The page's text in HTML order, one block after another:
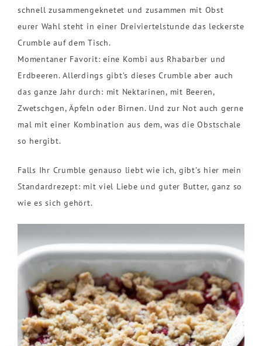
schnell zusammengeknetet und zusammen mit Obst
eurer Wahl steht in einer Dreiviertelstunde das leckerste
Crumble auf dem Tisch.
Momentaner Favorit: eine Kombi aus Rhabarber und
Erdbeeren. Allerdings gibt’s dieses Crumble aber auch
das ganze Jahr durch: mit Nektarinen, mit Beeren,
Zwetschgen, Äpfeln oder Birnen. Und zur Not auch gerne
mal mit einer Kombination aus dem, was die Obstschale
so hergibt.
Falls Ihr Crumble genauso liebt wie ich, gibt’s hier mein
Standardrezept: mit viel Liebe und guter Butter, ganz so
wie es sich gehört.